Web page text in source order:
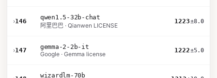
›146
qwen1.5-32b-chat
阿里巴巴 · Qianwen LICENSE
1223±8.0
›147
gemma-2-2b-it
Google · Gemma license
1222±5.0
wizardlm-70b